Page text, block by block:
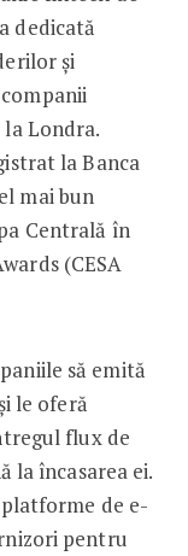
dedicată
și
Londra.
la Banca
mai bun
Centrală în
(CESA
să emită
le oferă
flux de
la încasarea ei.
de e-
pentru